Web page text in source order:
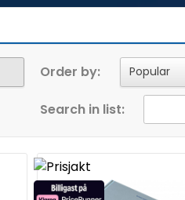
Order by:
Search in list: